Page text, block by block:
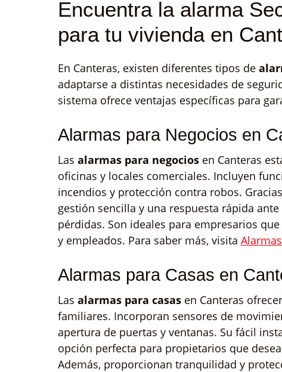
Encuentra la alarma
para tu vivienda en
En Canteras, existen diferentes tipos de
adaptarse a distintas necesidades de
sistema ofrece ventajas específicas para
Alarmas para Negocios en
Las alarmas para negocios en Canteras
oficinas y locales comerciales. Incluyen
incendios y protección contra robos.
gestión sencilla y una respuesta rápida
pérdidas. Son ideales para empresarios
y empleados. Para saber más, visita
Alarmas para Casas en
Las alarmas para casas en Canteras
familiares. Incorporan sensores de
apertura de puertas y ventanas. Su fácil
opción perfecta para propietarios que
Además, proporcionan tranquilidad y